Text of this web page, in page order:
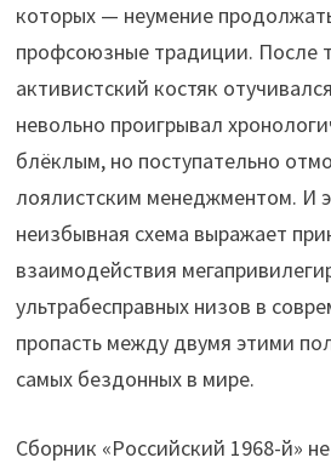
которых — неумение
профсоюзные традиции. После
активистский костяк
невольно проигрывал
блёклым, но поступательно
лоялистским менеджментом. И
неизбывная схема выражает
взаимодействия
ультрабесправных низов в
пропасть между двумя этими
самых бездонных в мире.
Сборник «Российский 1968-й»